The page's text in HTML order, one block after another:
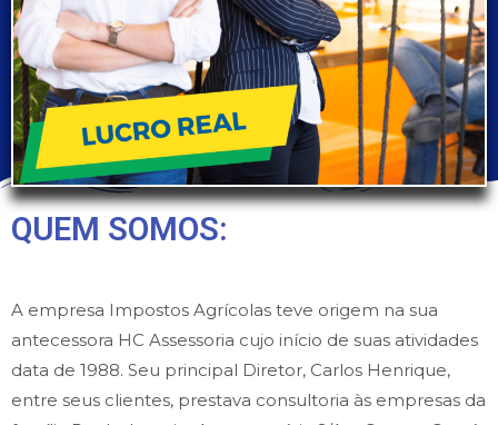
QUEM SOMOS:
A empresa Impostos Agrícolas teve origem na sua
antecessora HC Assessoria cujo início de suas atividades
data de 1988. Seu principal Diretor, Carlos Henrique,
entre seus clientes, prestava consultoria às empresas da